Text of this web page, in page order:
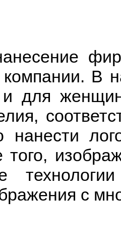
компании. В
и для
нанести
того,
с